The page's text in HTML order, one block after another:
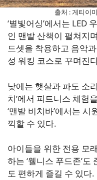
출처 : 게티이
‘별빛어싱’에서는 LED
인 맨발 산책이 펼쳐지
드셋을 착용하고 음악
성 워킹 코스로 꾸며진
낮에는 햇살과 파도 소
치’에서 피트니스 체험
‘맨발 비치바’에서는
끽할 수 있다.
아이들을 위한 전용 모
하는 ‘웰니스 푸드존’
도 편하게 즐길 수 있다.